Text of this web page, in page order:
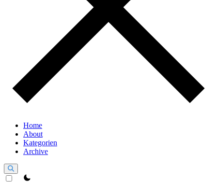
Home
About
Kategorien
Archive
theme switcher